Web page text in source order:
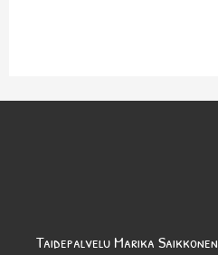
Taidepalvelu Marika Saikkonen